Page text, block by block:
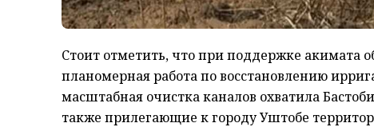
Стоит отметить, что при поддержке акимата
планомерная работа по восстановлению
масштабная очистка каналов охватила
также прилегающие к городу Уштобе